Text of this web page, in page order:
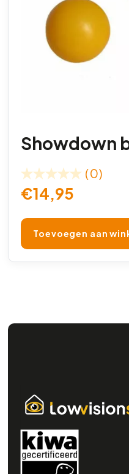
Showdown
(0)
€14,95
Toevoegen aan